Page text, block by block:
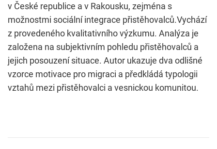
v České republice a v Rakousku, zejména s
možnostmi sociální integrace přistěhovalců.Vychází
z provedeného kvalitativního výzkumu. Analýza je
založena na subjektivním pohledu přistěhovalců a
jejich posouzení situace. Autor ukazuje dva odlišné
vzorce motivace pro migraci a předkládá typologii
vztahů mezi přistěhovalci a vesnickou komunitou.